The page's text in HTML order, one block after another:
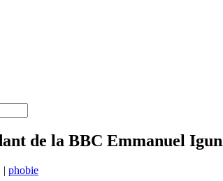
de la BBC Emmanuel
| phobie